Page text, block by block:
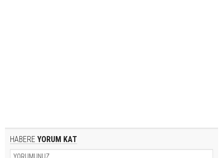
HABERE YORUM KAT